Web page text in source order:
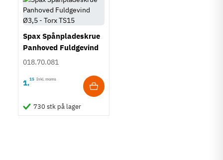
Spax Spånpladeskrue
Panhoved Fuldgevind
Ø3,5 - Torx TS15
018.70.081
1,15 Inkl. moms
730 stk på lager